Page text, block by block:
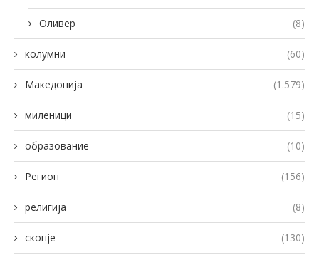
Оливер (8)
колумни (60)
Македонија (1.579)
миленици (15)
образование (10)
Регион (156)
религија (8)
скопје (130)